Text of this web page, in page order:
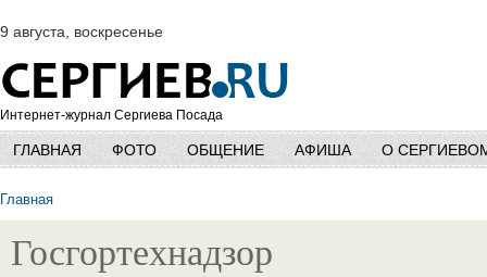
9 августа, воскресенье
Интернет-журнал Сергиева Посада
ГЛАВНАЯ ФОТО ОБЩЕНИЕ АФИША О
Главная
Госгортехнадзор